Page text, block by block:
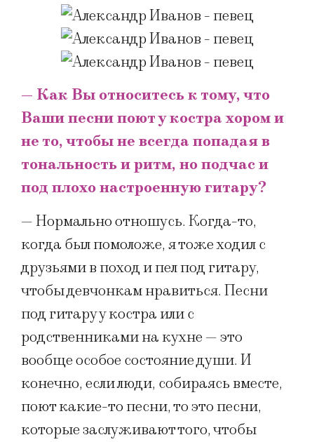
— Как Вы относитесь к тому, что
Ваши песни поют у костра хором и
не то, чтобы не всегда попадая в
тональность и ритм, но подчас и
под плохо настроенную гитару?
— Нормально отношусь. Когда-то,
когда был помоложе, я тоже ходил с
друзьями в поход и пел под гитару,
чтобы девчонкам нравиться. Песни
под гитару у костра или с
родственниками на кухне — это
вообще особое состояние души. И
конечно, если люди, собираясь вместе,
поют какие-то песни, то это песни,
которые заслуживают того, чтобы